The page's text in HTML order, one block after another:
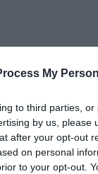
My
to third parties,
by us, please
after your opt-out
on personal
to your opt-out.